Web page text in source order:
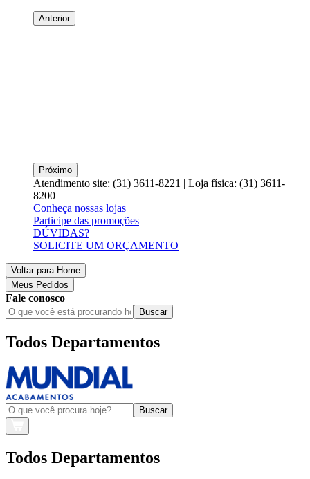
Anterior
Próximo
Atendimento site: (31) 3611-8221 | Loja física: (31) 3611-
8200
Conheça nossas lojas
Participe das promoções
DÚVIDAS?
SOLICITE UM ORÇAMENTO
Voltar para Home
Meus Pedidos
Fale conosco
Buscar
Todos Departamentos
Buscar
Todos Departamentos